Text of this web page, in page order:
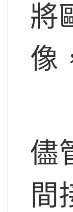
將
像
儘
間